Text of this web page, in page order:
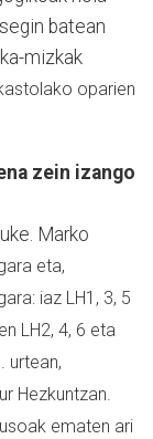
batean
mizkak
oparien
zein izango
Marko
eta,
iaz LH1, 3, 5
LH2, 4, 6 eta
urtean,
Hezkuntzan.
ematen ari